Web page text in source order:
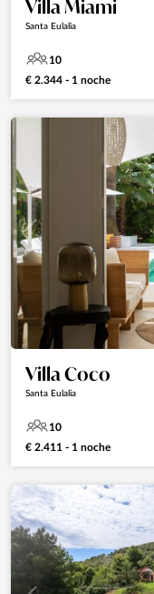
Villa Miami
Santa Eulalia
10
€ 2.344 - 1 noche
Villa Coco
Santa Eulalia
10
€ 2.411 - 1 noche